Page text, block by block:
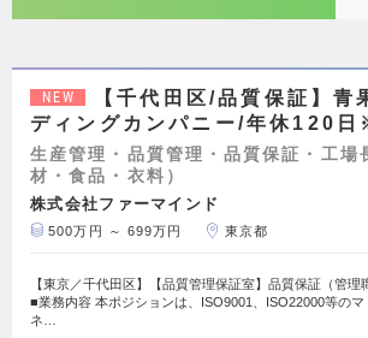
NEW
【千代田区/品質保証】青
ディングカンパニー/年休120
生産管理・品質管理・品質保証・工場
材・食品・衣料）
株式会社ファーマインド
500万円 ～ 699万円 東京都
【東京／千代田区】【品質管理保証室】品質保証（管理
■業務内容 本ポジションは、ISO9001、ISO22000等のマ
ネ…